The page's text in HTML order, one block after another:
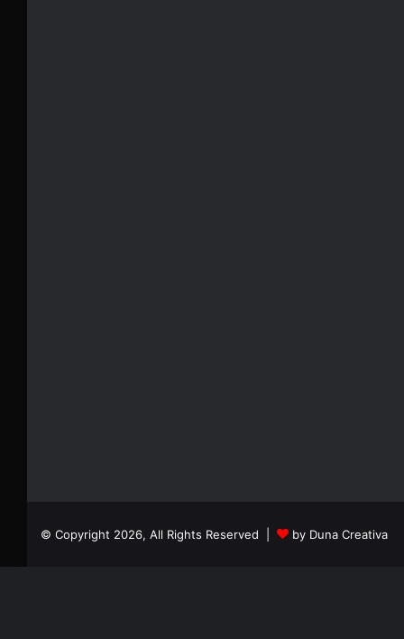
© Copyright 2026, All Rights Reserved | by Duna Creativa